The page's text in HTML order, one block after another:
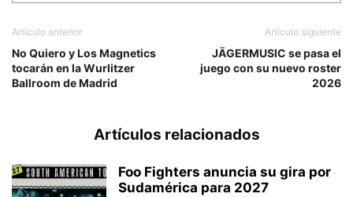
Artículo anterior
No Quiero y Los Magnetics
tocarán en la Wurlitzer
Ballroom de Madrid
Artículo siguiente
JÄGERMUSIC se pasa el
juego con su nuevo roster
2026
Artículos relacionados
Foo Fighters anuncia su gira por
Sudamérica para 2027